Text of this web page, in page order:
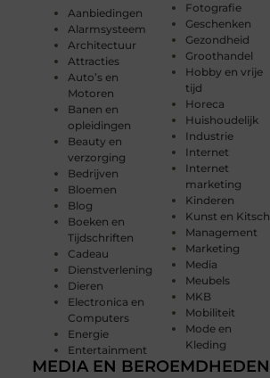
Aanbiedingen
Alarmsysteem
Architectuur
Attracties
Auto’s en
Motoren
Banen en
opleidingen
Beauty en
verzorging
Bedrijven
Bloemen
Blog
Boeken en
Tijdschriften
Cadeau
Dienstverlening
Dieren
Electronica en
Computers
Energie
Entertainment
Fotografie
Geschenken
Gezondheid
Groothandel
Hobby en vrije
tijd
Horeca
Huishoudelijk
Industrie
Internet
Internet
marketing
Kinderen
Kunst en Kitsch
Management
Marketing
Media
Meubels
MKB
Mobiliteit
Mode en
Kleding
MEDIA EN BEROEMDHEDEN